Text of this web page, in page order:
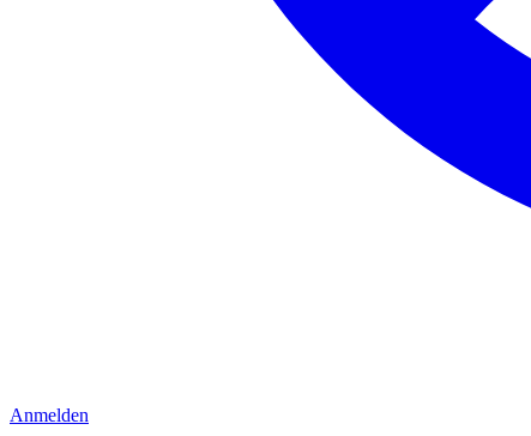
Anmelden